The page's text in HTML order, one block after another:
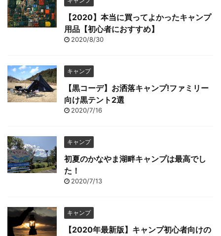
【2020】本当に買ってよかったキャンプ
用品【初心者におすすめ】
2020/8/30
キャンプ
【黒コーデ】お洒落キャンプ!ファミリー
向け黒テント2選
2020/7/16
キャンプ
初夏のかなやま湖畔キャンプは最高でし
た！
2020/7/13
キャンプ
【2020年最新版】キャンプ初心者向けの